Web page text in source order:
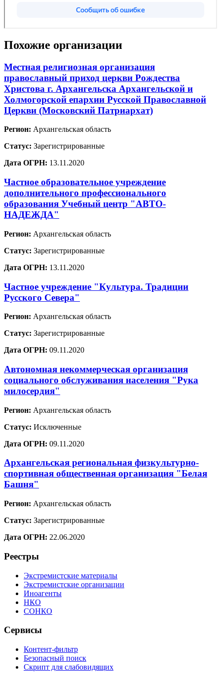
Похожие организации
Местная религиозная организация
православный приход церкви Рождества
Христова г. Архангельска Архангельской и
Холмогорской епархии Русской Православной
Церкви (Московский Патриархат)
Регион: Архангельская область
Статус: Зарегистрированные
Дата ОГРН: 13.11.2020
Частное образовательное учреждение
дополнительного профессионального
образования Учебный центр "АВТО-
НАДЕЖДА"
Регион: Архангельская область
Статус: Зарегистрированные
Дата ОГРН: 13.11.2020
Частное учреждение "Культура. Традиции
Русского Севера"
Регион: Архангельская область
Статус: Зарегистрированные
Дата ОГРН: 09.11.2020
Автономная некоммерческая организация
социального обслуживания населения "Рука
милосердия"
Регион: Архангельская область
Статус: Исключенные
Дата ОГРН: 09.11.2020
Архангельская региональная физкультурно-
спортивная общественная организация "Белая
Башня"
Регион: Архангельская область
Статус: Зарегистрированные
Дата ОГРН: 22.06.2020
Реестры
Экстремистские материалы
Экстремистские организации
Иноагенты
НКО
СОНКО
Сервисы
Контент-фильтр
Безопасный поиск
Скрипт для слабовидящих